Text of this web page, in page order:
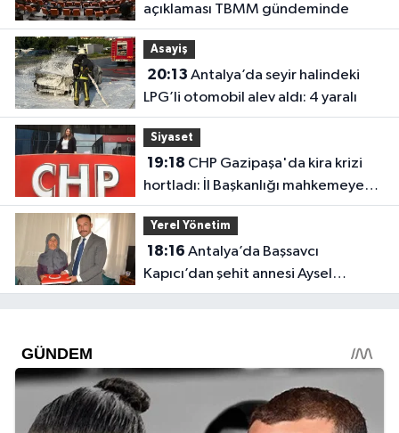
açıklaması TBMM gündeminde
Asayiş
20:13
LPG’li otomobil alev aldı: 4 yaralı
Siyaset
19:18
hortladı: İl Başkanlığı mahkemeye
gitti
Yerel Yönetim
18:16
Kapıcı’dan şehit annesi Aysel
Belen’e anlamlı ziyaret